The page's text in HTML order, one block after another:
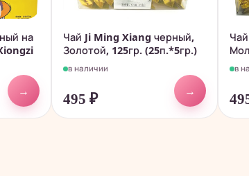
на
→
Чай Ji Ming Xiang черный,
Золотой, 125гр. (25п.*5гр.)
в наличии
495 ₽
→
в